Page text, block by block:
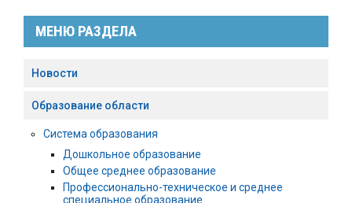
МЕНЮ РАЗДЕЛА
Новости
Образование области
Система образования
Дошкольное образование
Общее среднее образование
Профессионально-техническое и среднее
специальное образование